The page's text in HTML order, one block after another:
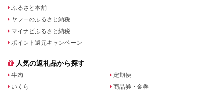
ふるさと本舗
ヤフーのふるさと納税
マイナビふるさと納税
ポイント還元キャンペーン
人気の返礼品から探す
牛肉
いくら
定期便
商品券・金券